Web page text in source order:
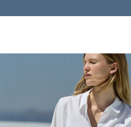
Inloggning
Bli medlem
Läs mer om VILA Club